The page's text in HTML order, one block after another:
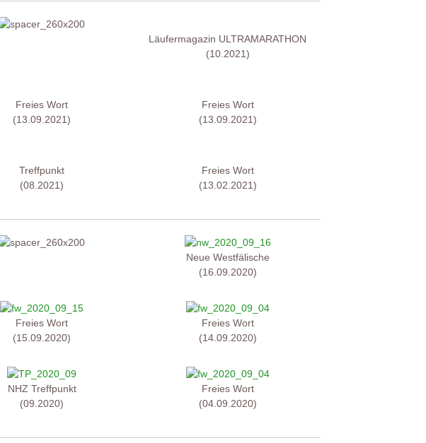
Läufermagazin ULTRAMARATHON
(10.2021)
Freies Wort
(13.09.2021)
Freies Wort
(13.09.2021)
Treffpunkt
(08.2021)
Freies Wort
(13.02.2021)
Neue Westfälische
(16.09.2020)
Freies Wort
(15.09.2020)
Freies Wort
(14.09.2020)
NHZ Treffpunkt
(09.2020)
Freies Wort
(04.09.2020)